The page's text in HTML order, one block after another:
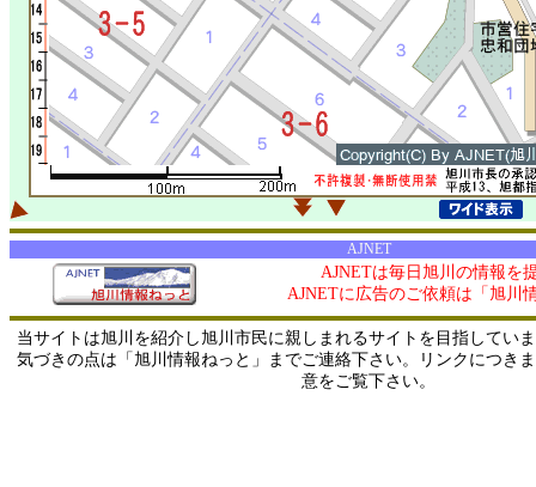
AJNET
AJNETは毎日旭川の情報を
AJNETに広告のご依頼は「旭川
当サイトは旭川を紹介し旭川市民に親しまれるサイトを目指してい
気づきの点は「旭川情報ねっと」までご連絡下さい。リンクにつき
意をご覧下さい。